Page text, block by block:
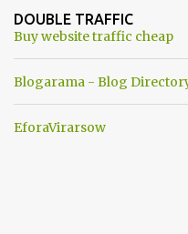
ancora una fantasia Nato o
una guerra mondiale che
DOUBLE TRAFFIC
Buy website traffic cheap
Blogarama - Blog
EforaVirarsow